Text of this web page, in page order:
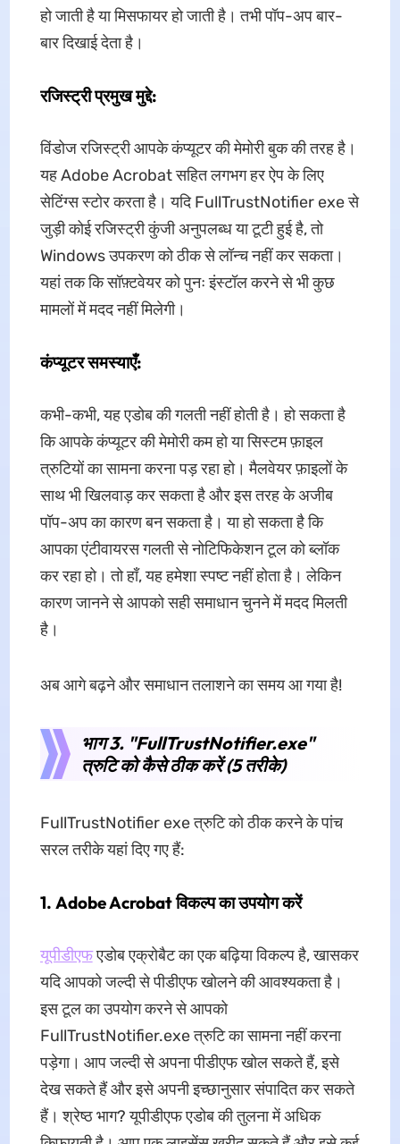
हो जाती है या मिसफायर हो जाती है। तभी पॉप-अप बार-
बार दिखाई देता है।
रजिस्ट्री प्रमुख मुद्दे:
विंडोज रजिस्ट्री आपके कंप्यूटर की मेमोरी बुक की तरह है।
यह Adobe Acrobat सहित लगभग हर ऐप के लिए
सेटिंग्स स्टोर करता है। यदि FullTrustNotifier exe से
जुड़ी कोई रजिस्ट्री कुंजी अनुपलब्ध या टूटी हुई है, तो
Windows उपकरण को ठीक से लॉन्च नहीं कर सकता।
यहां तक कि सॉफ़्टवेयर को पुनः इंस्टॉल करने से भी कुछ
मामलों में मदद नहीं मिलेगी।
कंप्यूटर समस्याएँ:
कभी-कभी, यह एडोब की गलती नहीं होती है। हो सकता है
कि आपके कंप्यूटर की मेमोरी कम हो या सिस्टम फ़ाइल
त्रुटियों का सामना करना पड़ रहा हो। मैलवेयर फ़ाइलों के
साथ भी खिलवाड़ कर सकता है और इस तरह के अजीब
पॉप-अप का कारण बन सकता है। या हो सकता है कि
आपका एंटीवायरस गलती से नोटिफिकेशन टूल को ब्लॉक
कर रहा हो। तो हाँ, यह हमेशा स्पष्ट नहीं होता है। लेकिन
कारण जानने से आपको सही समाधान चुनने में मदद मिलती
है।
अब आगे बढ़ने और समाधान तलाशने का समय आ गया है!
भाग 3. "FullTrustNotifier.exe"
त्रुटि को कैसे ठीक करें (5 तरीके)
FullTrustNotifier exe त्रुटि को ठीक करने के पांच
सरल तरीके यहां दिए गए हैं:
1. Adobe Acrobat विकल्प का उपयोग करें
यूपीडीएफएडोब एक्रोबैट का एक बढ़िया विकल्प है, खासकर
यदि आपको जल्दी से पीडीएफ खोलने की आवश्यकता है।
इस टूल का उपयोग करने से आपको
FullTrustNotifier.exe त्रुटि का सामना नहीं करना
पड़ेगा। आप जल्दी से अपना पीडीएफ खोल सकते हैं, इसे
देख सकते हैं और इसे अपनी इच्छानुसार संपादित कर सकते
हैं। श्रेष्ठ भाग? यूपीडीएफ एडोब की तुलना में अधिक